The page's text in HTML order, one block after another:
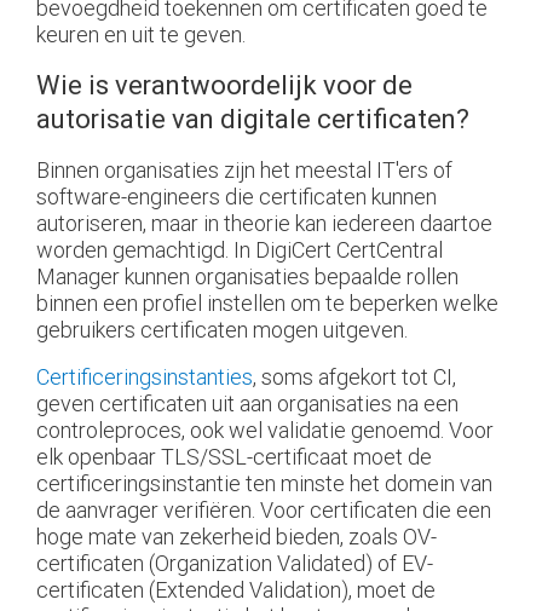
bevoegdheid toekennen om certificaten goed te
keuren en uit te geven.
Wie is verantwoordelijk voor de
autorisatie van digitale certificaten?
Binnen organisaties zijn het meestal IT'ers of
software-engineers die certificaten kunnen
autoriseren, maar in theorie kan iedereen daartoe
worden gemachtigd. In DigiCert CertCentral
Manager kunnen organisaties bepaalde rollen
binnen een profiel instellen om te beperken welke
gebruikers certificaten mogen uitgeven.
Certificeringsinstanties, soms afgekort tot CI,
geven certificaten uit aan organisaties na een
controleproces, ook wel validatie genoemd. Voor
elk openbaar TLS/SSL-certificaat moet de
certificeringsinstantie ten minste het domein van
de aanvrager verifiëren. Voor certificaten die een
hoge mate van zekerheid bieden, zoals OV-
certificaten (Organization Validated) of EV-
certificaten (Extended Validation), moet de